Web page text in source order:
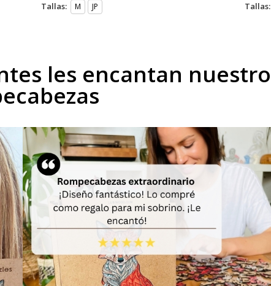
Tallas: M JP Tallas:
les encantan